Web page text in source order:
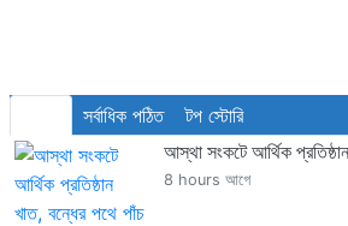
সর্বাধিক পঠিত
টপ স্টোরি
আস্থা সংকটে আর্থিক
8 hours আগে